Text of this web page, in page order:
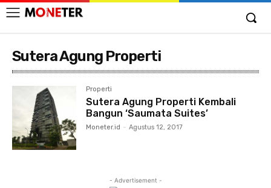
Sutera Agung Properti
Properti
Sutera Agung Properti Kembali
Bangun ‘Saumata Suites’
Moneter.id - Agustus 12, 2017
- Advertisement -